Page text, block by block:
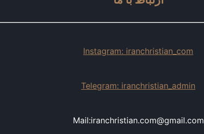
Instagram: iranchristian_com
Telegram: iranchristian_admin
Mail:iranchristian.com@gmail.com